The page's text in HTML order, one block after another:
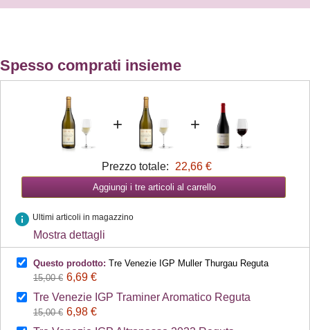
Spesso comprati insieme
+ +
Prezzo totale: 22,66 €
Aggiungi i tre articoli al carrello
info Ultimi articoli in magazzino
Mostra dettagli
Questo prodotto: Tre Venezie IGP Muller Thurgau Reguta
15,00 € 6,69 €
Tre Venezie IGP Traminer Aromatico Reguta
15,00 € 6,98 €